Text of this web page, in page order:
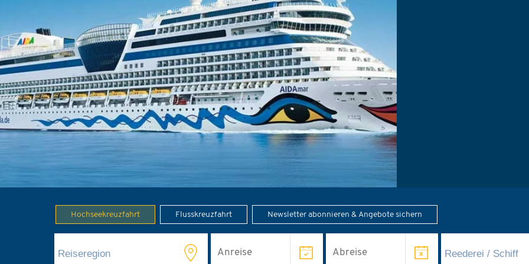
Hochseekreuzfahrt Flusskreuzfahrt Newsletter abonnieren & Angebote sichern